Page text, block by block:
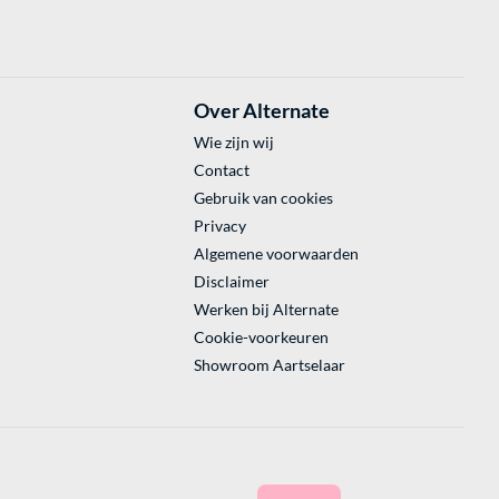
Over Alternate
Wie zijn wij
Contact
Gebruik van cookies
Privacy
Algemene voorwaarden
Disclaimer
Werken bij Alternate
Cookie-voorkeuren
Showroom Aartselaar